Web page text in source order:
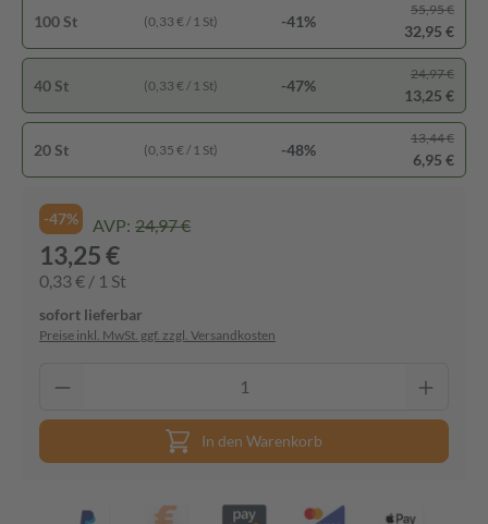
100 St (0,33 € / 1 St) -41%
55,95 €
32,95 €
40 St (0,33 € / 1 St) -47%
24,97 €
13,25 €
20 St (0,35 € / 1 St) -48%
13,44 €
6,95 €
-47% AVP: 24,97 €
13,25 €
0,33 € / 1 St
sofort lieferbar
Preise inkl. MwSt. ggf. zzgl. Versandkosten
In den Warenkorb